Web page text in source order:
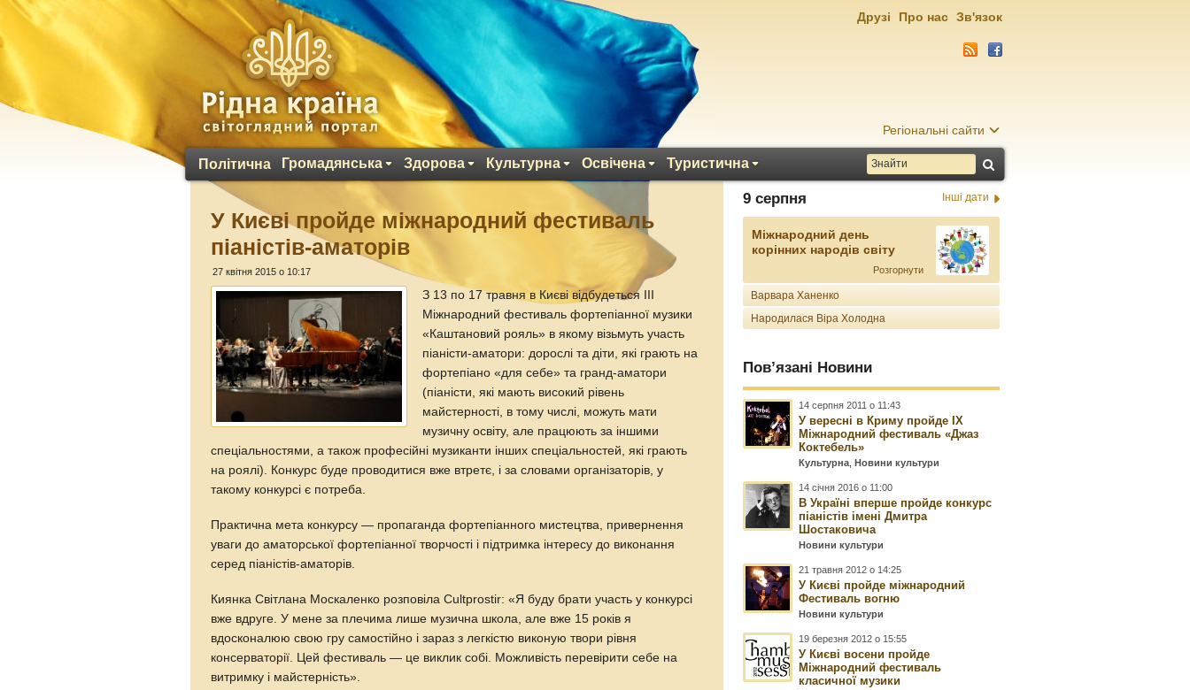
Регіональні сайти
Політична Громадянська Здорова Культурна Освічена Туристична
Друзі Про нас Зв'язок
У Києві пройде міжнародний фестиваль
піаністів-аматорів
27 квітня 2015 о 10:17
З 13 по 17 травня в Києві відбудеться ІІІ
Міжнародний фестиваль фортепіанної музики
«Каштановий рояль» в якому візьмуть участь
піаністи-аматори: дорослі та діти, які грають на
фортепіано «для себе» та гранд-аматори
(піаністи, які мають високий рівень
майстерності, в тому числі, можуть мати
музичну освіту, але працюють за іншими
спеціальностями, а також професійні музиканти інших спеціальностей, які грають
на роялі). Конкурс буде проводитися вже втретє, і за словами організаторів, у
такому конкурсі є потреба.
Практична мета конкурсу — пропаганда фортепіанного мистецтва, привернення
уваги до аматорської фортепіанної творчості і підтримка інтересу до виконання
серед піаністів-аматорів.
Киянка Світлана Москаленко розповіла Cultprostir: «Я буду брати участь у конкурсі
вже вдруге. У мене за плечима лише музична школа, але вже 15 років я
вдосконалюю свою гру самостійно і зараз з легкістю виконую твори рівня
консерваторії. Цей фестиваль — це виклик собі. Можливість перевірити себе на
витримку і майстерність».
9 серпня Інші дати
Міжнародний день
корінних народів світу
Розгорнути
Варвара Ханенко
Народилася Віра Холодна
Пов’язані Новини
14 серпня 2011 о 11:43
У вересні в Криму пройде IX
Міжнародний фестиваль «Джаз
Коктебель»
Культурна ,Новини культури
14 січня 2016 о 11:00
В Україні вперше пройде конкурс
піаністів імені Дмитра
Шостаковича
Новини культури
21 травня 2012 о 14:25
У Києві пройде міжнародний
Фестиваль вогню
Новини культури
19 березня 2012 о 15:55
У Києві восени пройде
Міжнародний фестиваль
класичної музики